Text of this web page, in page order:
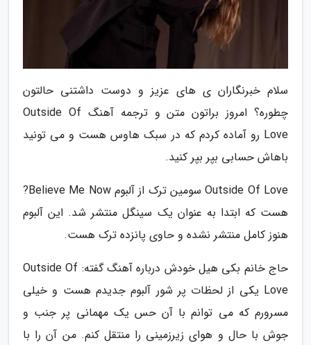
سلام خبرنگاران ی های عزیز و دوست داشتنی حالتون
چطوره؟ امروز براتون متن و ترجمه آهنگ Outside Of
Love رو آماده کردم که در سبک هاوس هست و می تونید
باهاش حسابی بپر بپر کنید.
Outside Of Love سومین ترک از آلبوم Believe Me Now?
هست که ابتدا به عنوان یک سینگل منتشر شد. این آلبوم
هنوز کامل منتشر نشده و حاوی پانزده ترک هست.
حاج خانم بکی هیل خودش درباره آهنگ گفته: Outside Of
Love یکی از لحظات پر شور آلبوم جدیدم هست و خیلی
مسرورم که می توانم با آن حس یک مهمانی پر جنب و
جوش با حال و هوای زیرزمینی را منتقل کنم. من آن را با